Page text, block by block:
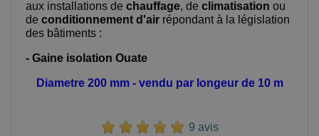
aux installations de chauffage, de climatisation ou
de conditionnement d'air répondant à la législation
des bâtiments :
- Gaine isolation Ouate
Diametre 200 mm - vendu par longeur de 10 m
9 avis